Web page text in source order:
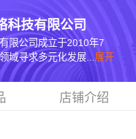
科技有限公司
限公司成立于2010年7
域寻求多元化发展... 展开
店铺介绍